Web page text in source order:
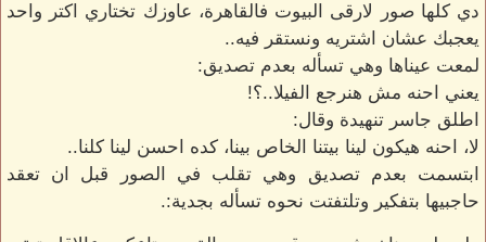
دي كلها صور لارقى البيوت فالقاهرة، عاوزك تختاري اكتر واحد
يعجبك عشان اشتريه ونستقر فيه..
لمعت عيناها وهي تسأله بعدم تصديق:
يعني احنه مش هنرجع الفيلا..؟!
اطلق جاسر تنهيدة وقال:
لا، احنه هيكون لينا بيتنا الخاص بينا، كده احسن لينا كلنا..
ابتسمت بعدم تصديق وهي تقلب في الصور قبل ان تعقد
حاجبيها بتفكير وتلتفتت نحوه تسأله بجدية:.